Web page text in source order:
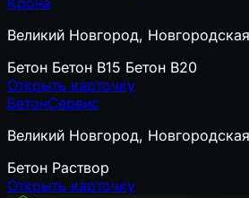
Великий Новгород,
Бетон Бетон B15 Бетон B20
Открыть карточку
БетонСервис
Великий Новгород,
Бетон Раствор
Открыть карточку